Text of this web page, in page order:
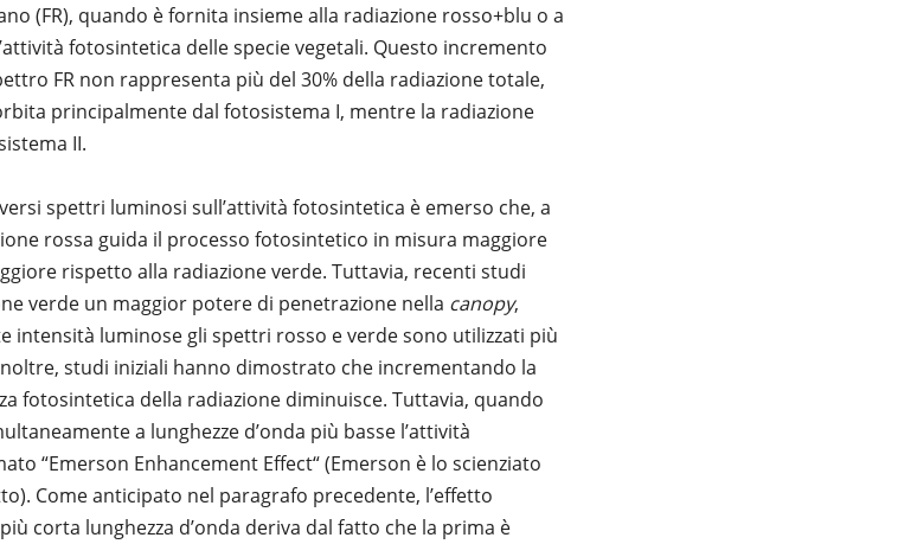
(FR), quando è fornita insieme alla radiazione rosso+blu o a
fotosintetica delle specie vegetali. Questo incremento
FR non rappresenta più del 30% della radiazione totale,
principalmente dal fotosistema I, mentre la radiazione
II.
spettri luminosi sull’attività fotosintetica è emerso che, a
rossa guida il processo fotosintetico in misura maggiore
rispetto alla radiazione verde. Tuttavia, recenti studi
verde un maggior potere di penetrazione nella canopy,
intensità luminose gli spettri rosso e verde sono utilizzati più
studi iniziali hanno dimostrato che incrementando la
fotosintetica della radiazione diminuisce. Tuttavia, quando
a lunghezze d’onda più basse l’attività
“Emerson Enhancement Effect“ (Emerson è lo scienziato
Come anticipato nel paragrafo precedente, l’effetto
corta lunghezza d’onda deriva dal fatto che la prima è